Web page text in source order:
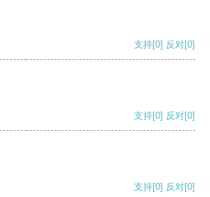
支持[0] 反对[0]
支持[0] 反对[0]
支持[0] 反对[0]